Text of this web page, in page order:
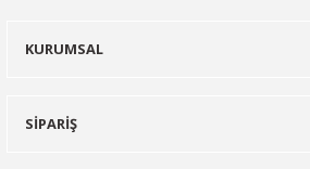
KURUMSAL
SİPARİŞ